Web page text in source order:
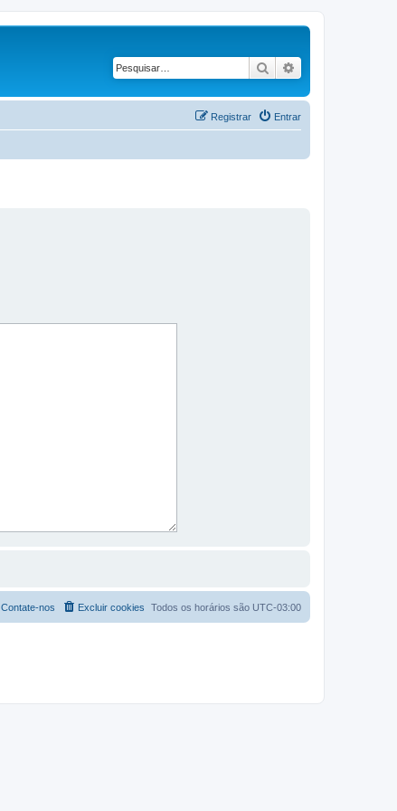
Pesquisar
Entrar
Registrar
Todos os horários são UTC-03:00
Excluir cookies
Contate-nos